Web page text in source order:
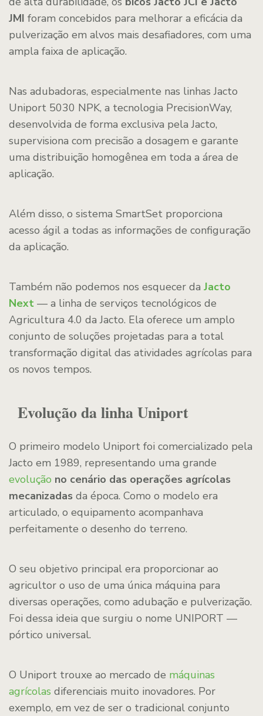
JMI foram concebidos para melhorar a eficácia da
pulverização em alvos mais desafiadores, com uma
ampla faixa de aplicação.
Nas adubadoras, especialmente nas linhas Jacto
Uniport 5030 NPK, a tecnologia PrecisionWay,
desenvolvida de forma exclusiva pela Jacto,
supervisiona com precisão a dosagem e garante
uma distribuição homogênea em toda a área de
aplicação.
Além disso, o sistema SmartSet proporciona
acesso ágil a todas as informações de configuração
da aplicação.
Também não podemos nos esquecer da Jacto
Next — a linha de serviços tecnológicos de
Agricultura 4.0 da Jacto. Ela oferece um amplo
conjunto de soluções projetadas para a total
transformação digital das atividades agrícolas para
os novos tempos.
Evolução da linha Uniport
O primeiro modelo Uniport foi comercializado pela
Jacto em 1989, representando uma grande
evolução no cenário das operações agrícolas
mecanizadas da época. Como o modelo era
articulado, o equipamento acompanhava
perfeitamente o desenho do terreno.
O seu objetivo principal era proporcionar ao
agricultor o uso de uma única máquina para
diversas operações, como adubação e pulverização.
Foi dessa ideia que surgiu o nome UNIPORT —
pórtico universal.
O Uniport trouxe ao mercado de máquinas
agrícolas diferenciais muito inovadores. Por
exemplo, em vez de ser o tradicional conjunto